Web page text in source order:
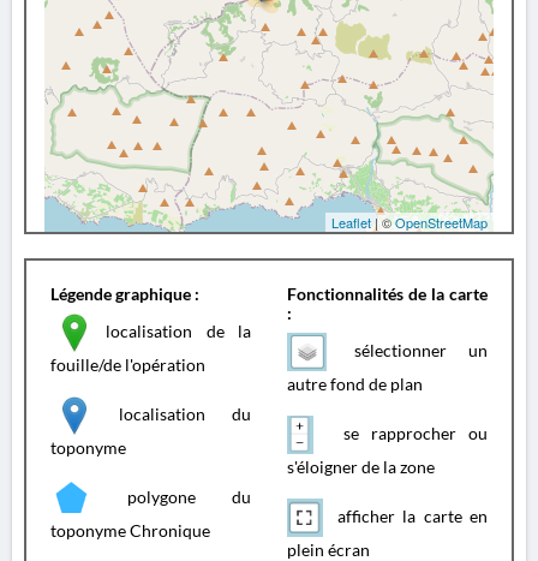
Leaflet | ©OpenStreetMap
Légende graphique :
localisation de la
fouille/de l'opération
localisation du
toponyme
polygone du
toponyme Chronique
Fonctionnalités de la carte
:
sélectionner un
autre fond de plan
se rapprocher ou
s'éloigner de la zone
afficher la carte en
plein écran